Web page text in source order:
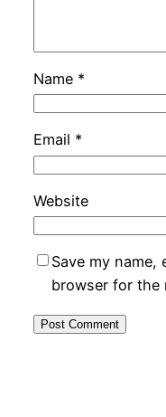
Name *
Email *
Website
Save my name,
browser for the